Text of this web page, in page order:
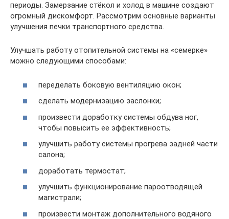
периоды. Замерзание стёкол и холод в машине создают
огромный дискомфорт. Рассмотрим основные варианты
улучшения печки транспортного средства.
Улучшать работу отопительной системы на «семерке»
можно следующими способами:
переделать боковую вентиляцию окон;
сделать модернизацию заслонки;
произвести доработку системы обдува ног,
чтобы повысить ее эффективность;
улучшить работу системы прогрева задней части
салона;
доработать термостат;
улучшить функционирование пароотводящей
магистрали;
произвести монтаж дополнительного водяного